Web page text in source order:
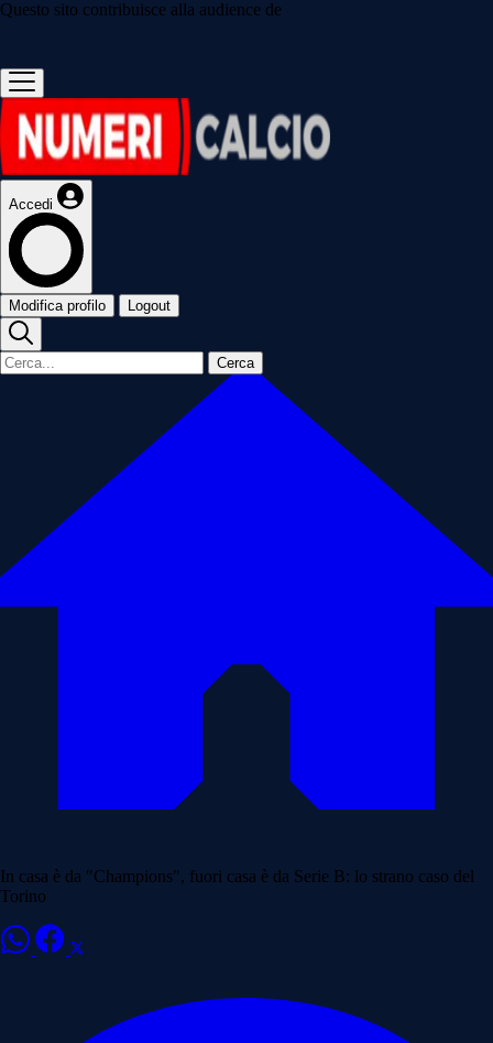
Questo sito contribuisce alla audience de
Accedi
Modifica profilo Logout
Cerca
In casa è da "Champions", fuori casa è da Serie B: lo strano caso del
Torino